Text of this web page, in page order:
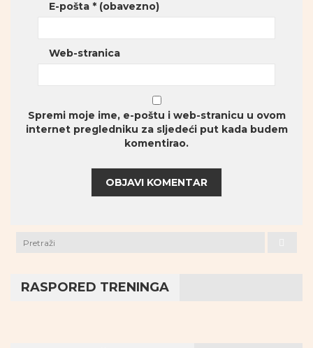
E-pošta * (obavezno)
Web-stranica
Spremi moje ime, e-poštu i web-stranicu u ovom
internet pregledniku za sljedeći put kada budem
komentirao.
RASPORED TRENINGA